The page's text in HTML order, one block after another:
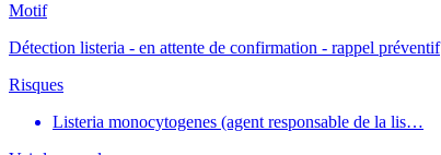
Motif
Détection listeria - en attente de confirmation - rappel préventif
Risques
Listeria monocytogenes (agent responsable de la lis…